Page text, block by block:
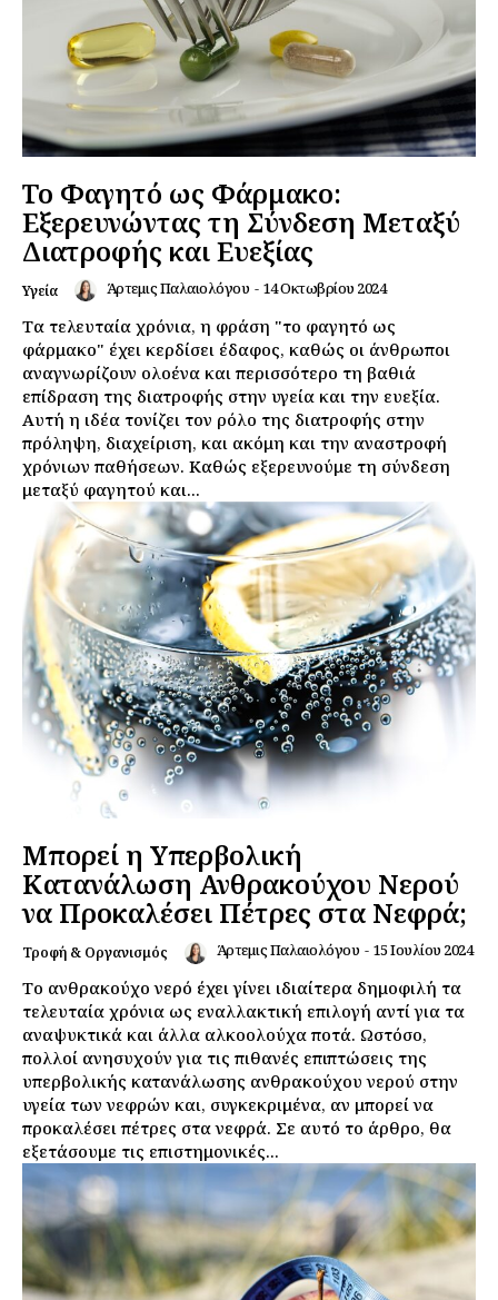
Το Φαγητό ως Φάρμακο:
Εξερευνώντας τη Σύνδεση Μεταξύ
Διατροφής και Ευεξίας
Υγεία Άρτεμις Παλαιολόγου - 14 Οκτωβρίου 2024
Τα τελευταία χρόνια, η φράση "το φαγητό ως
φάρμακο" έχει κερδίσει έδαφος, καθώς οι άνθρωποι
αναγνωρίζουν ολοένα και περισσότερο τη βαθιά
επίδραση της διατροφής στην υγεία και την ευεξία.
Αυτή η ιδέα τονίζει τον ρόλο της διατροφής στην
πρόληψη, διαχείριση, και ακόμη και την αναστροφή
χρόνιων παθήσεων. Καθώς εξερευνούμε τη σύνδεση
μεταξύ φαγητού και...
Μπορεί η Υπερβολική
Κατανάλωση Ανθρακούχου Νερού
να Προκαλέσει Πέτρες στα Νεφρά;
Τροφή & Οργανισμός Άρτεμις Παλαιολόγου - 15 Ιουλίου 2024
Το ανθρακούχο νερό έχει γίνει ιδιαίτερα δημοφιλή τα
τελευταία χρόνια ως εναλλακτική επιλογή αντί για τα
αναψυκτικά και άλλα αλκοολούχα ποτά. Ωστόσο,
πολλοί ανησυχούν για τις πιθανές επιπτώσεις της
υπερβολικής κατανάλωσης ανθρακούχου νερού στην
υγεία των νεφρών και, συγκεκριμένα, αν μπορεί να
προκαλέσει πέτρες στα νεφρά. Σε αυτό το άρθρο, θα
εξετάσουμε τις επιστημονικές...